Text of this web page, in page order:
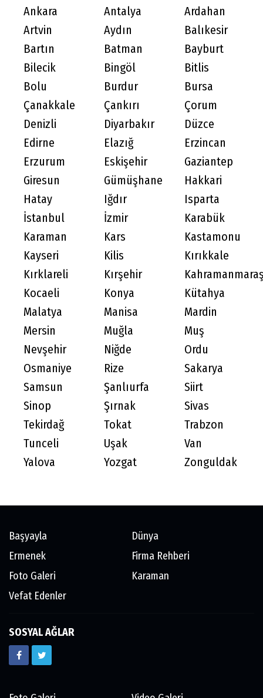
Ankara
Antalya
Ardahan
Artvin
Aydın
Balıkesir
Bartın
Batman
Bayburt
Bilecik
Bingöl
Bitlis
Bolu
Burdur
Bursa
Çanakkale
Çankırı
Çorum
Denizli
Diyarbakır
Düzce
Edirne
Elazığ
Erzincan
Erzurum
Eskişehir
Gaziantep
Giresun
Gümüşhane
Hakkari
Hatay
Iğdır
Isparta
İstanbul
İzmir
Karabük
Karaman
Kars
Kastamonu
Kayseri
Kilis
Kırıkkale
Kırklareli
Kırşehir
Kocaeli
Konya
Kütahya
Malatya
Manisa
Mardin
Mersin
Muğla
Muş
Nevşehir
Niğde
Ordu
Osmaniye
Rize
Sakarya
Samsun
Şanlıurfa
Siirt
Sinop
Şırnak
Sivas
Tekirdağ
Tokat
Trabzon
Tunceli
Uşak
Van
Yalova
Yozgat Zonguldak
Başyayla
Dünya
Ermenek
Firma Rehberi
Foto Galeri
Karaman
Vefat Edenler
SOSYAL AĞLAR